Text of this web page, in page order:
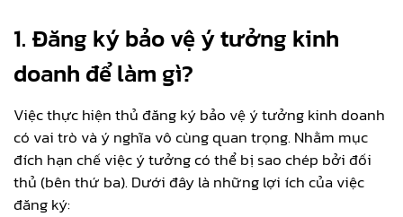
1. Đăng ký bảo vệ ý tưởng kinh
doanh để làm gì?
Việc thực hiện thủ đăng ký bảo vệ ý tưởng kinh doanh
có vai trò và ý nghĩa vô cùng quan trọng. Nhằm mục
đích hạn chế việc ý tưởng có thể bị sao chép bởi đối
thủ (bên thứ ba). Dưới đây là những lợi ích của việc
đăng ký: